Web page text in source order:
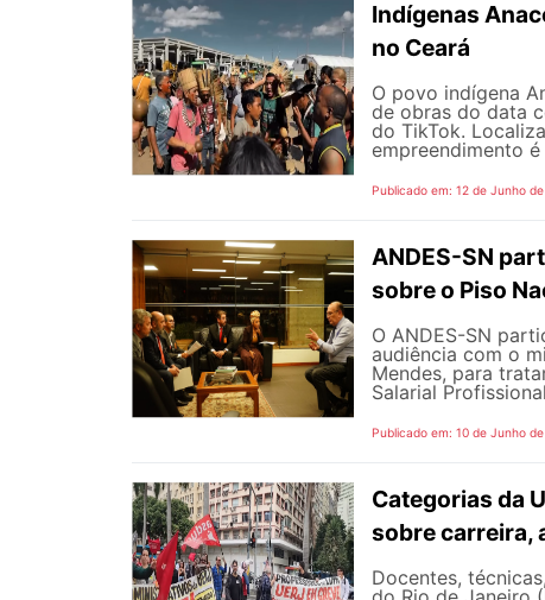
Indígenas
no Ceará
O povo indígena
de obras do data
do TikTok.
empreendimento
Publicado em: 12 de Junho
ANDES-SN
sobre o Piso
O ANDES-SN
audiência com o
Mendes, para
Salarial
Publicado em: 10 de Junho
Categorias da
sobre carreira,
Docentes,